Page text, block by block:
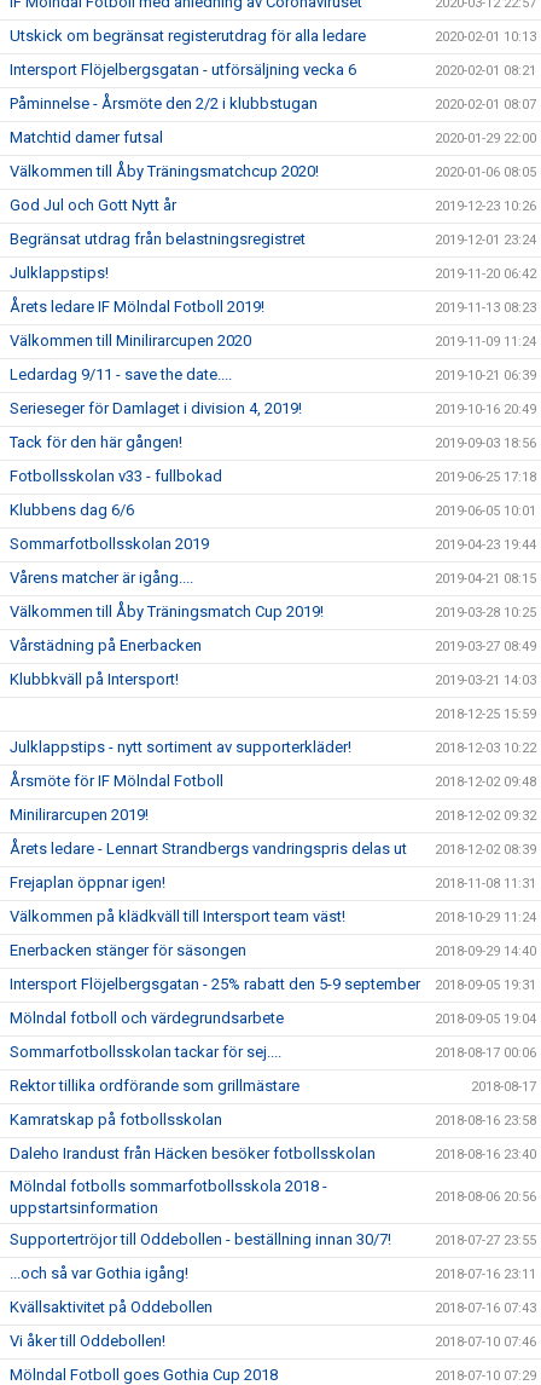
Utskick om begränsat registerutdrag för alla ledare 2020-02-01 10:13
Intersport Flöjelbergsgatan - utförsäljning vecka 6 2020-02-01 08:21
Påminnelse - Årsmöte den 2/2 i klubbstugan 2020-02-01 08:07
Matchtid damer futsal 2020-01-29 22:00
Välkommen till Åby Träningsmatchcup 2020! 2020-01-06 08:05
God Jul och Gott Nytt år 2019-12-23 10:26
Begränsat utdrag från belastningsregistret 2019-12-01 23:24
Julklappstips! 2019-11-20 06:42
Årets ledare IF Mölndal Fotboll 2019! 2019-11-13 08:23
Välkommen till Minilirarcupen 2020 2019-11-09 11:24
Ledardag 9/11 - save the date.... 2019-10-21 06:39
Serieseger för Damlaget i division 4, 2019! 2019-10-16 20:49
Tack för den här gången! 2019-09-03 18:56
Fotbollsskolan v33 - fullbokad 2019-06-25 17:18
Klubbens dag 6/6 2019-06-05 10:01
Sommarfotbollsskolan 2019 2019-04-23 19:44
Vårens matcher är igång.... 2019-04-21 08:15
Välkommen till Åby Träningsmatch Cup 2019! 2019-03-28 10:25
Vårstädning på Enerbacken 2019-03-27 08:49
Klubbkväll på Intersport! 2019-03-21 14:03
2018-12-25 15:59
Julklappstips - nytt sortiment av supporterkläder! 2018-12-03 10:22
Årsmöte för IF Mölndal Fotboll 2018-12-02 09:48
Minilirarcupen 2019! 2018-12-02 09:32
Årets ledare - Lennart Strandbergs vandringspris delas ut 2018-12-02 08:39
Frejaplan öppnar igen! 2018-11-08 11:31
Välkommen på klädkväll till Intersport team väst! 2018-10-29 11:24
Enerbacken stänger för säsongen 2018-09-29 14:40
Intersport Flöjelbergsgatan - 25% rabatt den 5-9 september 2018-09-05 19:31
Mölndal fotboll och värdegrundsarbete 2018-09-05 19:04
Sommarfotbollsskolan tackar för sej.... 2018-08-17 00:06
Rektor tillika ordförande som grillmästare 2018-08-17
Kamratskap på fotbollsskolan 2018-08-16 23:58
Daleho Irandust från Häcken besöker fotbollsskolan 2018-08-16 23:40
Mölndal fotbolls sommarfotbollsskola 2018 -
uppstartsinformation
2018-08-06 20:56
Supportertröjor till Oddebollen - beställning innan 30/7! 2018-07-27 23:55
...och så var Gothia igång! 2018-07-16 23:11
Kvällsaktivitet på Oddebollen 2018-07-16 07:43
Vi åker till Oddebollen! 2018-07-10 07:46
Mölndal Fotboll goes Gothia Cup 2018 2018-07-10 07:29